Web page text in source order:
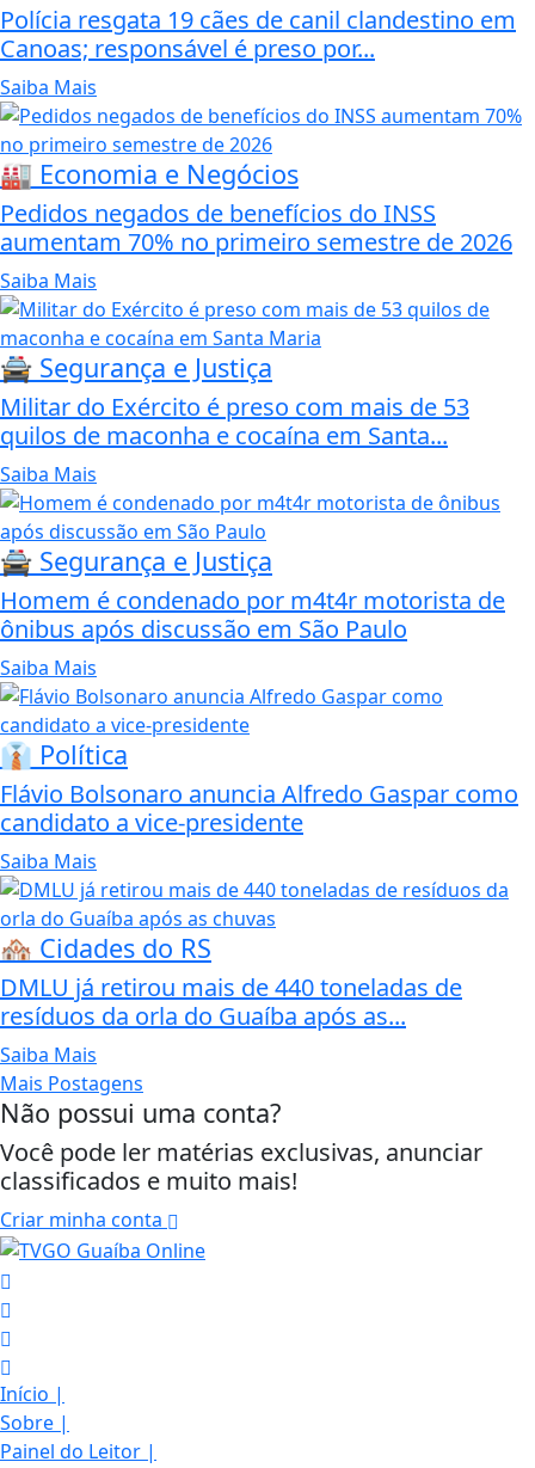
Polícia resgata 19 cães de canil clandestino em
Canoas; responsável é preso por...
Saiba Mais
🏭 Economia e Negócios
Pedidos negados de benefícios do INSS
aumentam 70% no primeiro semestre de 2026
Saiba Mais
🚔 Segurança e Justiça
Militar do Exército é preso com mais de 53
quilos de maconha e cocaína em Santa...
Saiba Mais
🚔 Segurança e Justiça
Homem é condenado por m4t4r motorista de
ônibus após discussão em São Paulo
Saiba Mais
👔 Política
Flávio Bolsonaro anuncia Alfredo Gaspar como
candidato a vice-presidente
Saiba Mais
🏘️ Cidades do RS
DMLU já retirou mais de 440 toneladas de
resíduos da orla do Guaíba após as...
Saiba Mais
Mais Postagens
Não possui uma conta?
Você pode ler matérias exclusivas, anunciar
classificados e muito mais!
Criar minha conta
Início |
Sobre |
Painel do Leitor |